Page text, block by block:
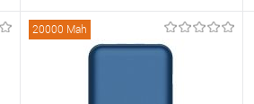
Сообщить о поступлении
20000 Mah